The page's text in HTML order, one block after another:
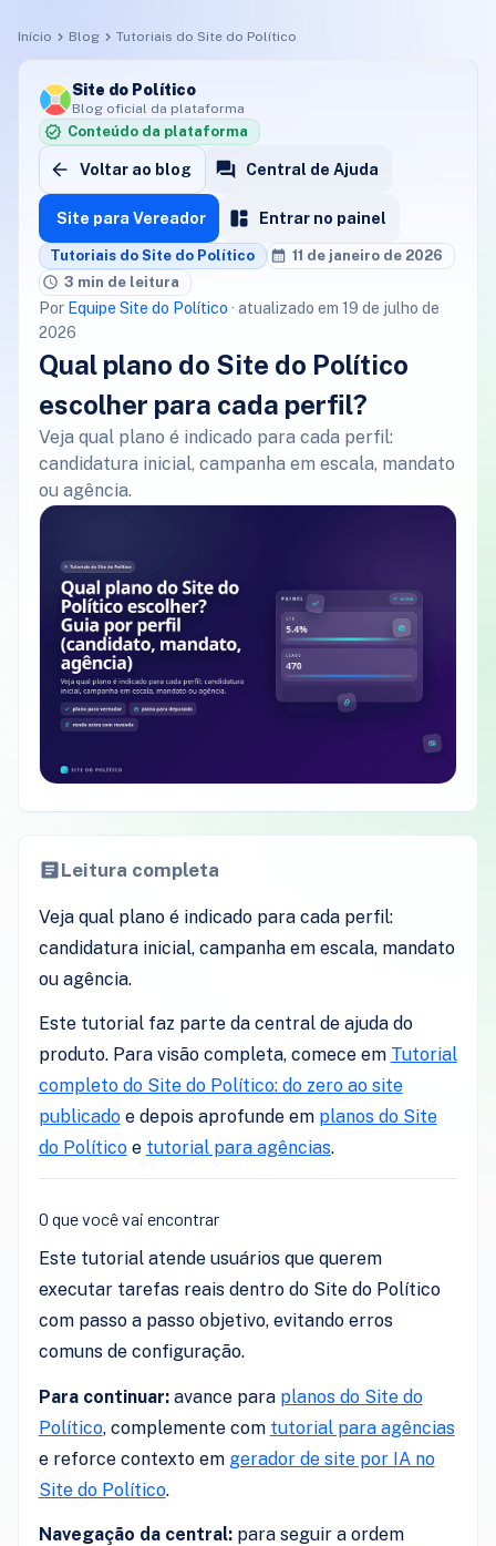
Início Blog Tutoriais do Site do Político
Site do Político
Blog oficial da plataforma
Conteúdo da plataforma
Voltar ao blog Central de Ajuda
Site para Vereador Entrar no painel
Tutoriais do Site do Político
11 de janeiro de 2026
3 min de leitura
Por Equipe Site do Político · atualizado em 19 de julho de
2026
Qual plano do Site do Político
escolher para cada perfil?
Veja qual plano é indicado para cada perfil:
candidatura inicial, campanha em escala, mandato
ou agência.
Leitura completa
Veja qual plano é indicado para cada perfil:
candidatura inicial, campanha em escala, mandato
ou agência.
Este tutorial faz parte da central de ajuda do
produto. Para visão completa, comece em Tutorial
completo do Site do Político: do zero ao site
publicadoe depois aprofunde em planos do Site
do Políticoe tutorial para agências.
O que você vai encontrar
Este tutorial atende usuários que querem
executar tarefas reais dentro do Site do Político
com passo a passo objetivo, evitando erros
comuns de configuração.
Para continuar:avance para planos do Site do
Político, complemente com tutorial para agências
e reforce contexto em gerador de site por IA no
Site do Político.
Navegação da central:para seguir a ordem